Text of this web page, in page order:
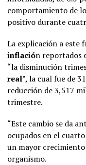
comportamiento de
positivo durante
La explicación a este
inflación reportados
“la disminución
real”, la cual fue de
reducción de 3,517
trimestre.
“Este cambio se da
ocupados en el
un mayor
organismo.